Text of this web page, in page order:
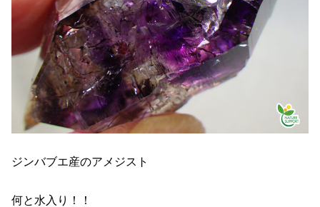
ジンバブエ産のアメジスト
何と水入り！！